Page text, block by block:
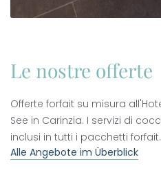
Le nostre offerte
Offerte forfait su misura
See in Carinzia. I servizi di
inclusi in tutti i pacchetti forfait.
Alle Angebote im Überblick